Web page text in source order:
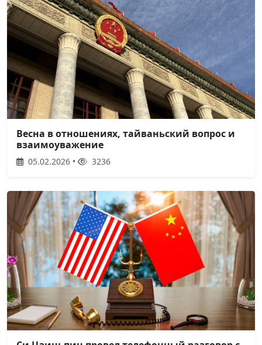
Весна в отношениях, тайваньский вопрос и
взаимоуважение
05.02.2026 • 3236